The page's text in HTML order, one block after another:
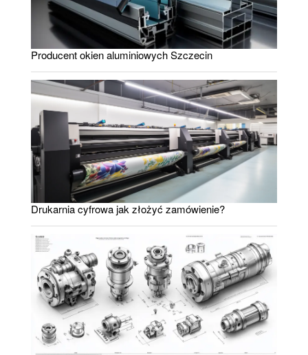
Producent okien aluminiowych Szczecin
Drukarnia cyfrowa jak złożyć zamówienie?